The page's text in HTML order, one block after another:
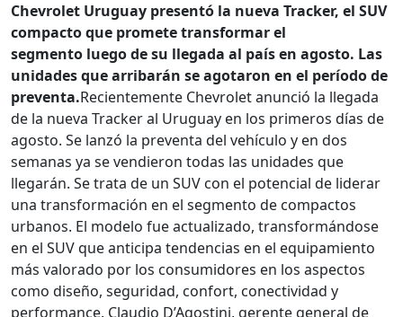
Chevrolet Uruguay presentó la nueva Tracker, el SUV
compacto que promete transformar el
segmento luego de su llegada al país en agosto. Las
unidades que arribarán se agotaron en el período de
preventa.Recientemente Chevrolet anunció la llegada
de la nueva Tracker al Uruguay en los primeros días de
agosto. Se lanzó la preventa del vehículo y en dos
semanas ya se vendieron todas las unidades que
llegarán. Se trata de un SUV con el potencial de liderar
una transformación en el segmento de compactos
urbanos. El modelo fue actualizado, transformándose
en el SUV que anticipa tendencias en el equipamiento
más valorado por los consumidores en los aspectos
como diseño, seguridad, confort, conectividad y
performance. Claudio D’Agostini, gerente general de